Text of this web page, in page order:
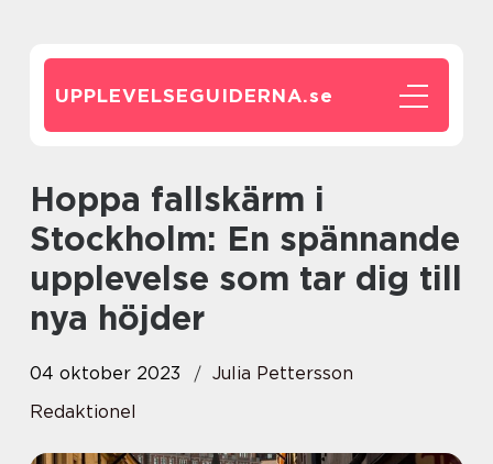
UPPLEVELSEGUIDERNA.se
Hoppa fallskärm i
Stockholm: En spännande
upplevelse som tar dig till
nya höjder
04 oktober 2023
Julia Pettersson
Redaktionel